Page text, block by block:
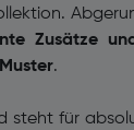
Zusätze
.
steht für